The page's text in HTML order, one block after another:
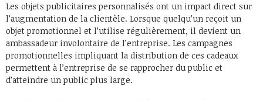
Les objets publicitaires personnalisés ont un impact direct sur
l’augmentation de la clientèle. Lorsque quelqu’un reçoit un
objet promotionnel et l’utilise régulièrement, il devient un
ambassadeur involontaire de l’entreprise. Les campagnes
promotionnelles impliquant la distribution de ces cadeaux
permettent à l’entreprise de se rapprocher du public et
d’atteindre un public plus large.